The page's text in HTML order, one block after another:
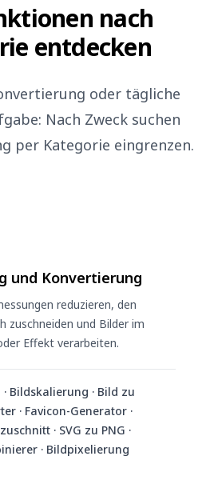
nach
entdecken
oder tägliche
Nach Zweck suchen
per Kategorie eingrenzen.
und Konvertierung
reduzieren, den
zuschneiden und Bilder im
Effekt verarbeiten.
Bildskalierung · Bild zu
· Favicon-Generator ·
· SVG zu PNG ·
· Bildpixelierung